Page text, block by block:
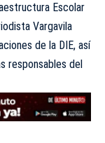
Escolar
Vargavila
de la DIE, así
responsables del